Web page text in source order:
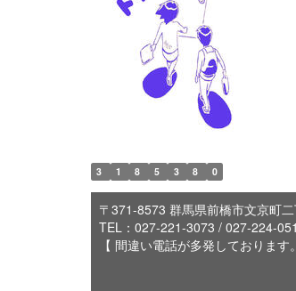
3 1 8 5 3 8 0
〒371-8573 群馬県前橋市文京町
TEL：027-221-3073 / 027-224-
【 間違い電話が多発しておりま